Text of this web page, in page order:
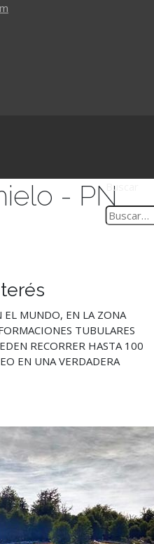
Buscar
- PN
EL MUNDO, EN LA ZONA
TUBULARES
RECORRER HASTA 100
EN UNA VERDADERA